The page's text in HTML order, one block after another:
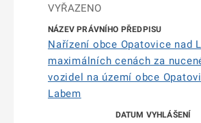
VYŘAZENO
Nařízení obce Opatovice nad
maximálních cenách za
vozidel na území obce
Labem